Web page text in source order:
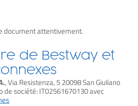
document attentivement.
de Bestway et
, Via Resistenza, 5 20098 San Giuliano
de société: IT02561670130 avec